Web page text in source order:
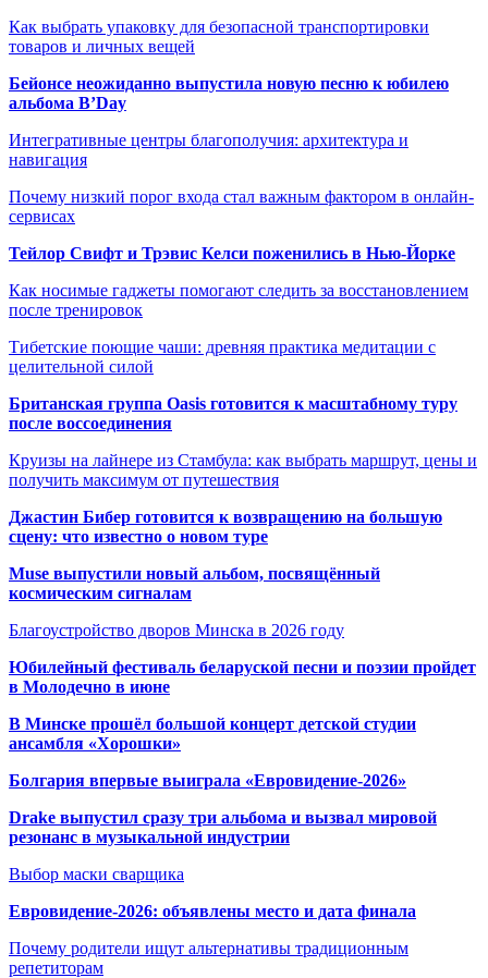
Как выбрать упаковку для безопасной транспортировки
товаров и личных вещей
Бейонсе неожиданно выпустила новую песню к юбилею
альбома B’Day
Интегративные центры благополучия: архитектура и
навигация
Почему низкий порог входа стал важным фактором в онлайн-
сервисах
Тейлор Свифт и Трэвис Келси поженились в Нью-Йорке
Как носимые гаджеты помогают следить за восстановлением
после тренировок
Тибетские поющие чаши: древняя практика медитации с
целительной силой
Британская группа Oasis готовится к масштабному туру
после воссоединения
Круизы на лайнере из Стамбула: как выбрать маршрут, цены и
получить максимум от путешествия
Джастин Бибер готовится к возвращению на большую
сцену: что известно о новом туре
Muse выпустили новый альбом, посвящённый
космическим сигналам
Благоустройство дворов Минска в 2026 году
Юбилейный фестиваль беларуской песни и поэзии пройдет
в Молодечно в июне
В Минске прошёл большой концерт детской студии
ансамбля «Хорошки»
Болгария впервые выиграла «Евровидение-2026»
Drake выпустил сразу три альбома и вызвал мировой
резонанс в музыкальной индустрии
Выбор маски сварщика
Евровидение-2026: объявлены место и дата финала
Почему родители ищут альтернативы традиционным
репетиторам